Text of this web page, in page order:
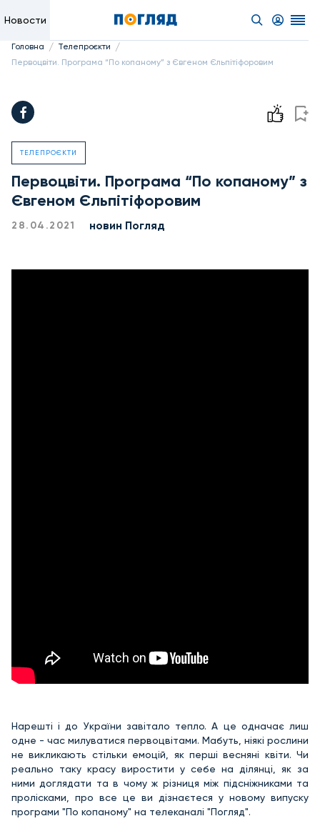
Новости
Головна / Телепроєкти /
Первоцвіти. Програма “По копаному” з Євгеном Єльпітіфоровим
ТЕЛЕПРОЄКТИ
Первоцвіти. Програма “По копаному” з
Євгеном Єльпітіфоровим
28.04.2021 новин Погляд
Нарешті і до України завітало тепло. А це одначає лиш
одне - час милуватися первоцвітами. Мабуть, ніякі рослини
не викликають стільки емоцій, як перші весняні квіти. Чи
реально таку красу виростити у себе ​на ділянці, як за
ними доглядати та в чому ж різниця між підсніжниками та
пролісками, про все це ви дізнаєтеся у новому випуску
програми "По копаному" на телеканалі "Погляд".